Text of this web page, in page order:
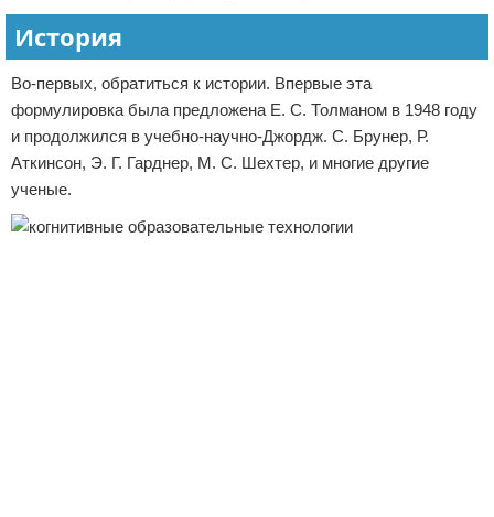
История
Во-первых, обратиться к истории. Впервые эта
формулировка была предложена Е. С. Толманом в 1948 году
и продолжился в учебно-научно-Джордж. С. Брунер, Р.
Аткинсон, Э. Г. Гарднер, М. С. Шехтер, и многие другие
ученые.